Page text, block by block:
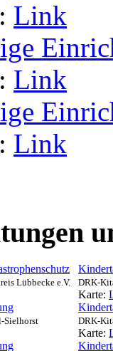
Link
Link
Link
Lübbecke e.V. DRK-
Karte:
Sielhorst DRK-
Karte: